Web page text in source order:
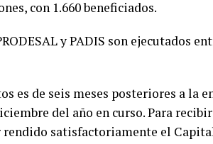
con 1.660 beneficiados.
y PADIS son ejecutados
es de seis meses posteriores a la
del año en curso. Para
rendido satisfactoriamente el